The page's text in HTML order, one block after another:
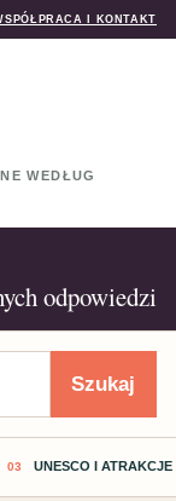
I KONTAKT
WEDŁUG
odpowiedzi
Szukaj
UNESCO I